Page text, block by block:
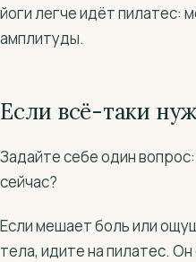
йоги легче идёт пилатес:
амплитуды.
Если всё-таки
Задайте себе один
сейчас?
Если мешает боль или
тела, идите на пилатес.